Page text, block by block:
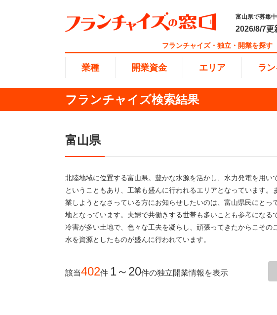
富山県で募集
2026/8/7更
フランチャイズ・独立・開業を探す
業種
業種
海外FC本部
開業資金
開業資金
エリア
エリア
九州・沖縄
ラ
ランキング
総合ランキング
100万以下で開業
副業・サイドビジネス
フランチャイズ検索結果
富山県
北陸地域に位置する富山県。豊かな水源を活かし、水力発電を用
ということもあり、工業も盛んに行われるエリアとなっています
業しようとなさっている方にお知らせしたいのは、富山県民にとっ
地となっています。夫婦で共働きする世帯も多いことも参考にな
冷害が多い土地で、色々な工夫を凝らし、頑張ってきたからこそ
水を資源としたものが盛んに行われています。
該当402件 1～20件の独立開業情報を表示